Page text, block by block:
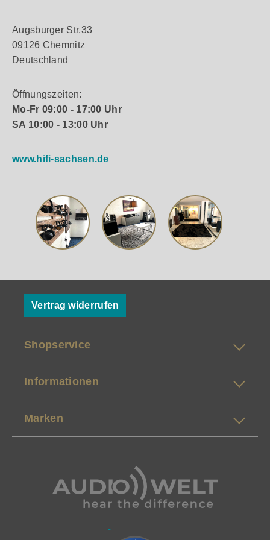
Augsburger Str.33
09126 Chemnitz
Deutschland
Öffnungszeiten:
Mo-Fr 09:00 - 17:00 Uhr
SA 10:00 - 13:00 Uhr
www.hifi-sachsen.de
Vertrag widerrufen
Shopservice
Informationen
Marken